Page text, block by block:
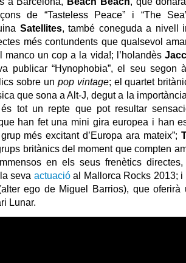
de “Tasteless Peace” i “The
Satellites, també coneguda a nivell
més contundents que qualsevol
manco un cop a la vida!; l’holandès
publicar “Hynophobia”, el seu segon
sobre un pop vintage; el quartet
que sona a Alt-J, degut a la
tot un repte que pot resultar
han fet una mini gira europea i han
més excitant d’Europa ara mateix”;
britànics del moment que compten
en els seus frenètics
seva actuació al Mallorca Rocks 2013;
ego de Miguel Barrios), que
Lunar.